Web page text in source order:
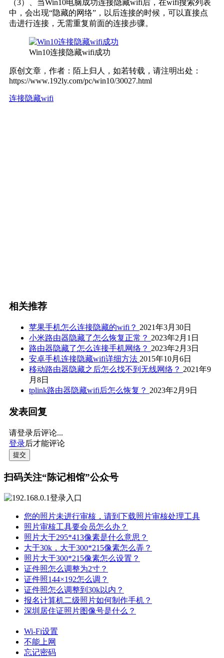
（3）、当Win10电脑成功连接隐藏wifi后，在wifi搜索列表
中，会出现“隐藏的网络”，以后连接的时候，可以直接点
击进行连接，无需重复前面的连接步骤。
Win10连接隐藏wifi成功
原创文章，作者：陌上归人，如若转载，请注明出处：
https://www.192ly.com/pc/win10/30027.html
连接隐藏wifi
相关推荐
苹果手机怎么连接隐藏的wifi？ 2021年3月30日
小米路由器隐藏了怎么恢复正常？ 2023年2月1日
路由器隐藏了怎么连接手机网络？ 2023年2月3日
安卓手机连接隐藏wifi详细方法 2015年10月6日
移动路由器隐藏之后怎么找不到无线网络？ 2021年9
月8日
tplink路由器隐藏wifi后怎么恢复？ 2023年2月9日
发表回复
请登录后评论...
登录后才能评论
提交
扫码关注“陈记相馆”公众号
您的照片未进行审核，请到下载照片审核处理工具
照片审核工具要会员怎么办？
照片大于295*413像素是什么意思？
大于30k，大于300*215像素怎么弄？
照片大于300*215像素怎么设置？
证件照怎么调整为2寸？
证件照144×192怎么调？
证件照怎么调整到30k以内？
报名计算机二级照片如何制作手机？
深圳居住证照片图像号是什么？
Wi-Fi设置
不能上网
忘记密码